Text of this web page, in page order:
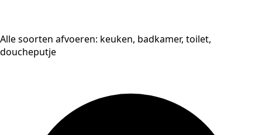
Alle soorten afvoeren: keuken, badkamer, toilet,
doucheputje